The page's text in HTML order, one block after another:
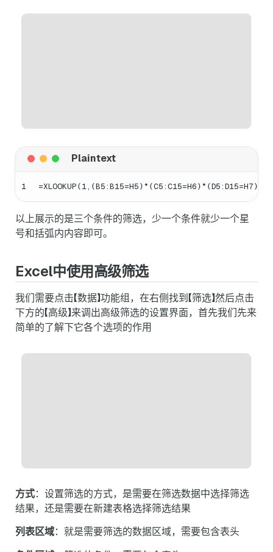
1
以上展示的是三个条件的筛选，少一个条件就少一个星
号和括弧内内容即可。
Excel中使用高级筛选
我们需要点击【数据】功能组，在右侧找到【筛选】然后点击
下方的【高级】来调出高级筛选的设置界面，首先我们先来
简单的了解下它各个选项的作用
方式：设置筛选的方式，是需要在筛选数据中选择筛选
结果，还是需要在新建表格选择筛选结果
列表区域：就是需要筛选的数据区域，需要包含表头